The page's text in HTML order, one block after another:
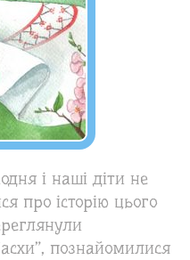
і наші діти не
про історію цього
познайомилися